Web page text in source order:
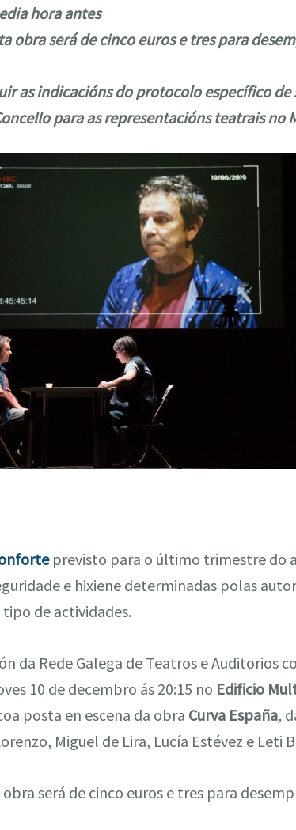
hora antes
obra será de cinco euros e tres para
as indicacións do protocolo específico
para as representacións teatrais no
previsto para o último trimestre do
e hixiene determinadas polas
de actividades.
da Rede Galega de Teatros e Auditorios
10 de decembro ás 20:15 no Edificio
posta en escena da obra Curva España,
Miguel de Lira, Lucía Estévez e Leti
será de cinco euros e tres para